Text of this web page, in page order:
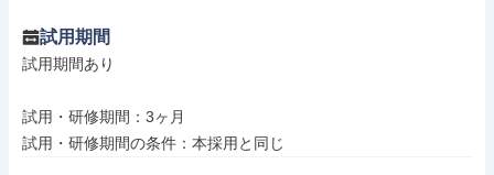
試用期間
試用期間あり
試用・研修期間：3ヶ月